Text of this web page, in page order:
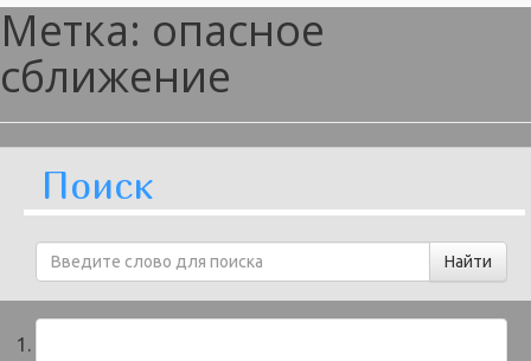
Метка: опасное
сближение
Поиск